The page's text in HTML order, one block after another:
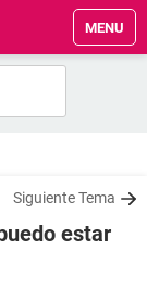
MENU
Siguiente Tema
estar